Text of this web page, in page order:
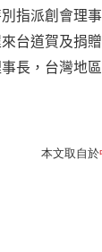
指派創會理
台道賀及捐
長，台灣地
本文取自於